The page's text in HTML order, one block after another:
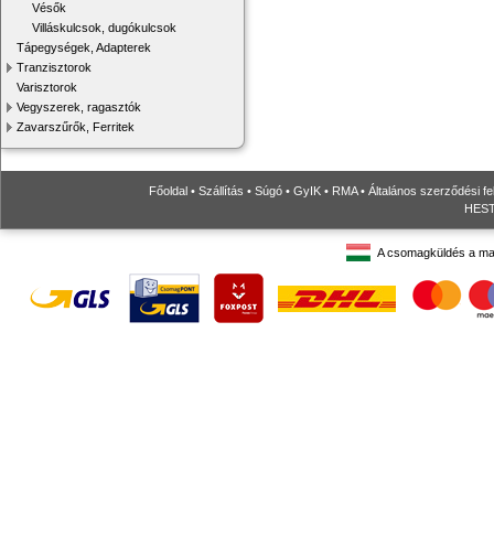
Vésők
Villáskulcsok, dugókulcsok
Tápegységek, Adapterek
Tranzisztorok
Varisztorok
Vegyszerek, ragasztók
Zavarszűrők, Ferritek
Főoldal • Szállítás • Súgó • GyIK • RMA• Általános szerződési
A csomagküldés a